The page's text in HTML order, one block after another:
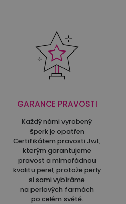
GARANCE PRAVOSTI
Každý námi vyrobený
šperk je opatřen
Certifikátem pravosti JwL,
kterým garantujeme
pravost a mimořádnou
kvalitu perel, protože perly
si sami vybíráme
na perlových farmách
po celém světě.